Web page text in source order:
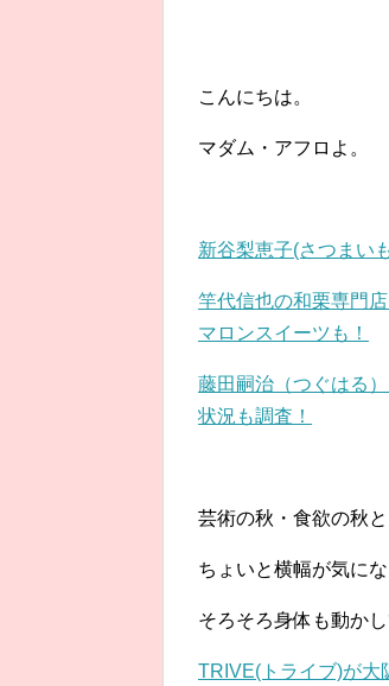
こんにちは。
マダム・アフロよ。
新谷梨恵子(さつまい
竿代信也の和栗専門
マロンスイーツも！
藤田嗣治（つぐはる
状況も調査！
芸術の秋・食欲の秋
ちょいと横幅が気に
そろそろ身体も動か
TRIVE(トライブ)が大